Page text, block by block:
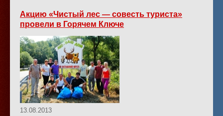
Акцию «Чистый лес — совесть туриста»
провели в Горячем Ключе
13.08.2013